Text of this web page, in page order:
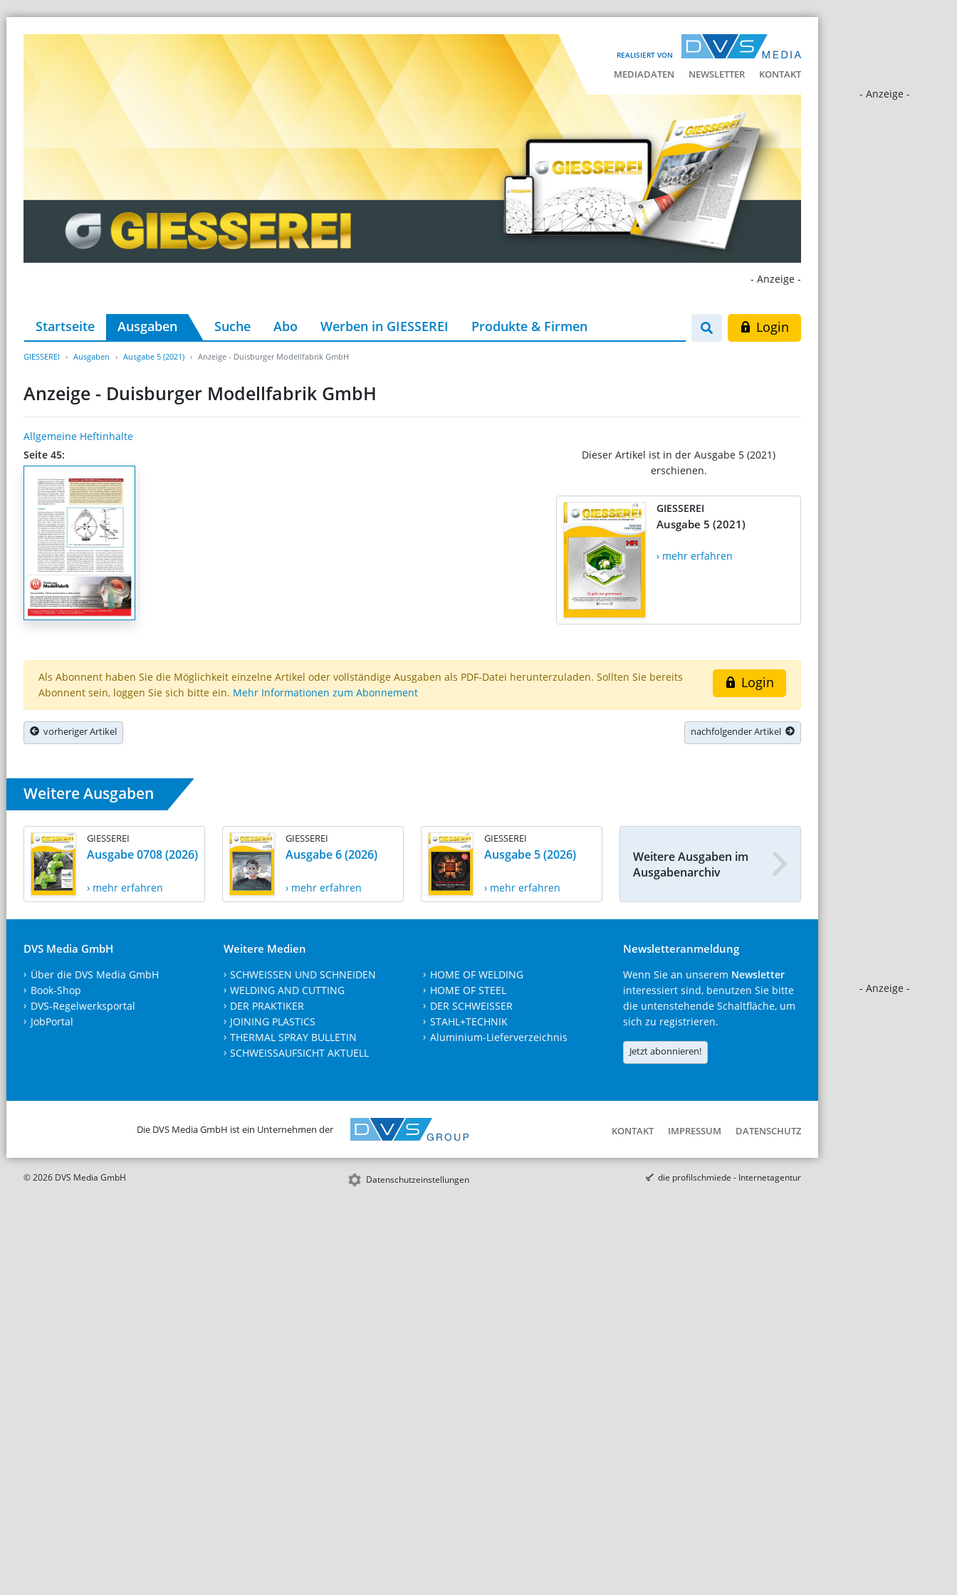
REALISIERT VON
MEDIADATEN NEWSLETTER KONTAKT
- Anzeige -
- Anzeige -
- Anzeige -
Startseite Ausgaben Suche Abo Werben in GIESSEREI Produkte & Firmen Login
GIESSEREI Ausgaben Ausgabe 5 (2021) Anzeige - Duisburger Modellfabrik GmbH
Anzeige - Duisburger Modellfabrik GmbH
Allgemeine Heftinhalte
Seite 45:
Dieser Artikel ist in der Ausgabe 5 (2021)
erschienen.
GIESSEREI
Ausgabe 5 (2021)
› mehr erfahren
Login
Als Abonnent haben Sie die Möglichkeit einzelne Artikel oder vollständige Ausgaben als PDF-Datei herunterzuladen. Sollten Sie bereits
Abonnent sein, loggen Sie sich bitte ein. Mehr Informationen zum Abonnement
vorheriger Artikel nachfolgender Artikel
Weitere Ausgaben
GIESSEREI
Ausgabe 0708 (2026)
› mehr erfahren
GIESSEREI
Ausgabe 6 (2026)
› mehr erfahren
GIESSEREI
Ausgabe 5 (2026)
› mehr erfahren
Weitere Ausgaben im
Ausgabenarchiv
DVS Media GmbH
Über die DVS Media GmbH
Book-Shop
DVS-Regelwerksportal
JobPortal
Weitere Medien
SCHWEISSEN UND SCHNEIDEN
WELDING AND CUTTING
DER PRAKTIKER
JOINING PLASTICS
THERMAL SPRAY BULLETIN
SCHWEISSAUFSICHT AKTUELL
HOME OF WELDING
HOME OF STEEL
DER SCHWEISSER
STAHL+TECHNIK
Aluminium-Lieferverzeichnis
Newsletteranmeldung
Wenn Sie an unserem Newsletter
interessiert sind, benutzen Sie bitte
die untenstehende Schaltfläche, um
sich zu registrieren.
Jetzt abonnieren!
Die DVS Media GmbH ist ein Unternehmen der KONTAKT IMPRESSUM DATENSCHUTZ
© 2026 DVS Media GmbH Datenschutzeinstellungen die profilschmiede - Internetagentur